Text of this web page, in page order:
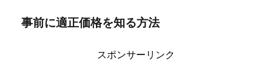
事前に適正価格を知る方法
スポンサーリンク